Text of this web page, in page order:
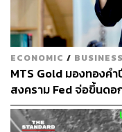
ECONOMIC / BUSINESS
MTS Gold มองทองค
สงคราม Fed จ่อขึ้นดอ
3,800 ดอลลาร์ต่อออ